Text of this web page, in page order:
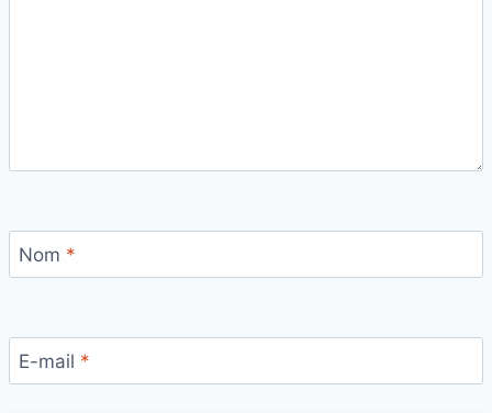
Nom *
E-mail *